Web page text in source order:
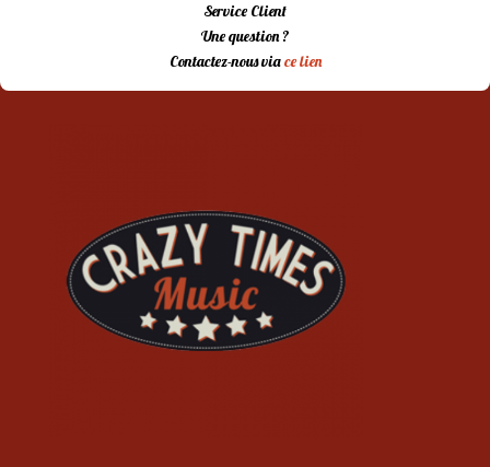
Service Client
Une question ?
Contactez-nous viace lien